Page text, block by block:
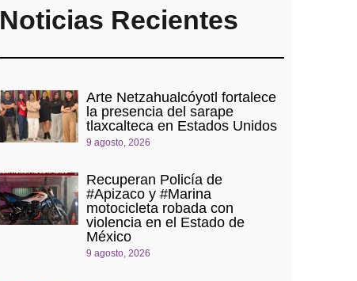
Noticias Recientes
Arte Netzahualcóyotl fortalece
la presencia del sarape
tlaxcalteca en Estados Unidos
9 agosto, 2026
Recuperan Policía de
#Apizaco y #Marina
motocicleta robada con
violencia en el Estado de
México
9 agosto, 2026